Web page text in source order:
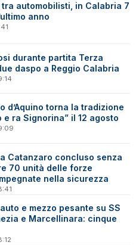
automobilisti, in Calabria 7
anno
durante partita Terza
daspo a Reggio Calabria
d’Aquino torna la tradizione
e ra Signorina” il 12 agosto
Catanzaro concluso senza
70 unità delle forze
nella sicurezza
e mezzo pesante su SS
e Marcellinara: cinque